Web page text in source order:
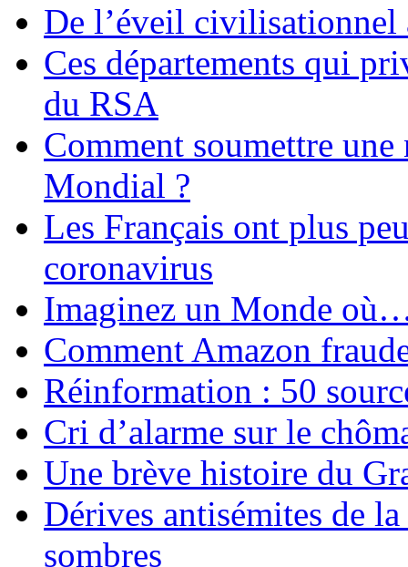
De l’éveil
Ces départements qui
du RSA
Comment soumettre
Mondial ?
Les Français ont plus
coronavirus
Imaginez un Monde
Comment Amazon
Réinformation : 50
Cri d’alarme sur le
Une brève histoire du
Dérives antisémites de
sombres